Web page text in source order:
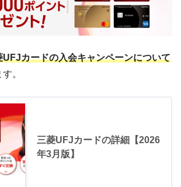
UFJカードの入会キャンペーンについて
。
三菱UFJカードの詳細【2026
年3月版】